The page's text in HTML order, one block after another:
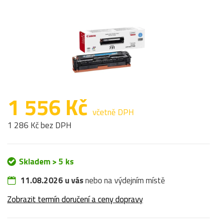
1 556 Kč včetně DPH
1 286 Kč bez DPH
Skladem > 5 ks
11.08.2026 u vásnebo na výdejním místě
Zobrazit termín doručení a ceny dopravy